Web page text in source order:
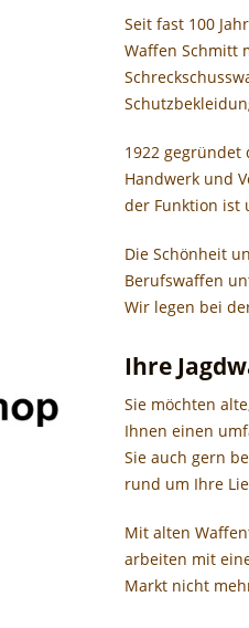
Seit fast 100
Waffen Schmitt
1922 gegründet
Handwerk und
der Funktion ist
Die Schönheit
Berufswaffen
Wir legen bei
Ihre
Sie möchten
Ihnen einen
Sie auch gern
rund um Ihre
Mit alten
arbeiten mit
Markt nicht